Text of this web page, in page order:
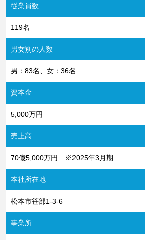
従業員数
119名
男女別の人数
男：83名、女：36名
資本金
5,000万円
売上高
70億5,000万円 ※2025年3月期
本社所在地
松本市笹部1-3-6
事業所